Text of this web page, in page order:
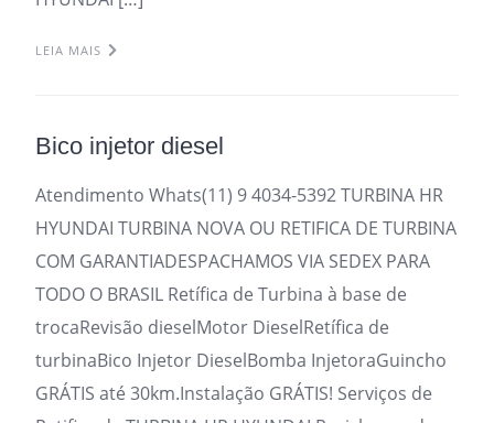
LEIA MAIS
Bico injetor diesel
Atendimento Whats(11) 9 4034-5392 TURBINA HR
HYUNDAI TURBINA NOVA OU RETIFICA DE TURBINA
COM GARANTIADESPACHAMOS VIA SEDEX PARA
TODO O BRASIL Retífica de Turbina à base de
trocaRevisão dieselMotor DieselRetífica de
turbinaBico Injetor DieselBomba InjetoraGuincho
GRÁTIS até 30km.Instalação GRÁTIS! Serviços de